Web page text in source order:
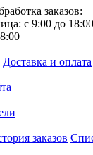
заказов:
с 9:00 до 18:00
Доставка и оплата
заказов